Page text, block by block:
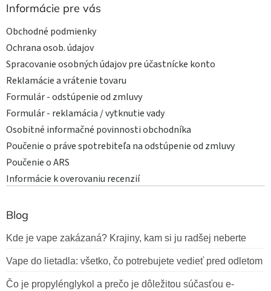
Informácie pre vás
Obchodné podmienky
Ochrana osob. údajov
Spracovanie osobných údajov pre účastnícke konto
Reklamácie a vrátenie tovaru
Formulár - odstúpenie od zmluvy
Formulár - reklamácia / vytknutie vady
Osobitné informačné povinnosti obchodníka
Poučenie o práve spotrebiteľa na odstúpenie od zmluvy
Poučenie o ARS
Informácie k overovaniu recenzií
Blog
Kde je vape zakázaná? Krajiny, kam si ju radšej neberte
Vape do lietadla: všetko, čo potrebujete vedieť pred odletom
Čo je propylénglykol a prečo je dôležitou súčasťou e-